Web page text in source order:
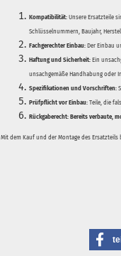
Kompatibilität: Unsere Ersatzteile
Schlüsselnummern, Baujahr,
Fachgerechter Einbau: Der Einbau
Haftung und Sicherheit: Ein
unsachgemäße Handhabung oder
Spezifikationen und Vorschriften:
Prüfpflicht vor Einbau: Teile, die
Rückgaberecht: Bereits verbaute,
Mit dem Kauf und der Montage des Ersatzteils